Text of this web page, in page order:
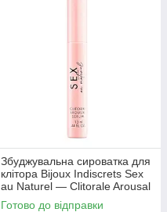
Збуджувальна сироватка для
клітора Bijoux Indiscrets Sex
au Naturel — Clitorale Arousal
Serum
Готово до відправки